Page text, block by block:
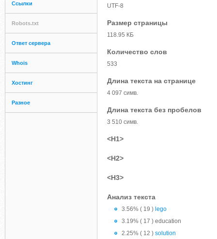
Ссылки
Robots.txt
Ответ сервера
Whois
Хостинг
Разное
UTF-8
Размер страницы
118.95 КБ
Количество слов
533
Длина текста на странице
4 097 симв.
Длина текста без пробелов
3 510 симв.
<H1>
<H2>
<H3>
Анализ текста
3.56% ( 19 ) lego
3.19% ( 17 ) education
2.25% ( 12 ) solution